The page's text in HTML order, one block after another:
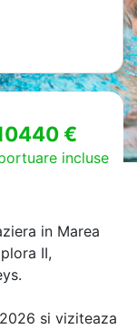
€
incluse
in Marea
II,
si viziteaza